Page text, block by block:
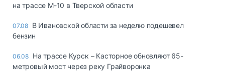
на трассе М-10 в Тверской области
07.08 В Ивановской области за неделю подешевел
бензин
06.08 На трассе Курск – Касторное обновляют 65-
метровый мост через реку Грайворонка